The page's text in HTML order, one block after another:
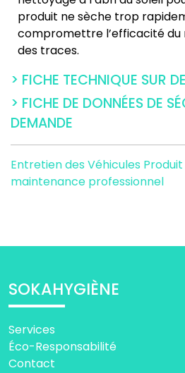
produit ne sèche trop
compromettre l’efficacité
des traces.
> FICHE TECHNIQUE SUR
> FICHE DE DONNÉES DE
DEMANDE
Entretien des Véhicules
maintenance professionnel
SOKAHYGIÈNE
Services
Éco-Responsabilité
Contact